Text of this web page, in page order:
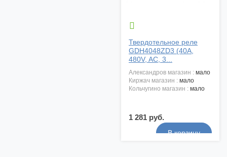

Твердотельное реле
GDH4048ZD3 (40A,
480V, AC, 3...
александров магазин : мало
киржач магазин : мало
кольчугино магазин : мало
1 281 руб.